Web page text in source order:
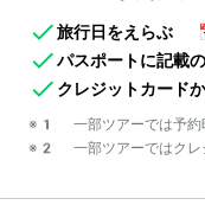
旅行日をえらぶ
パスポートに記載
クレジットカード
※1 一部ツアーでは予約時
※2 一部ツアーではクレジ